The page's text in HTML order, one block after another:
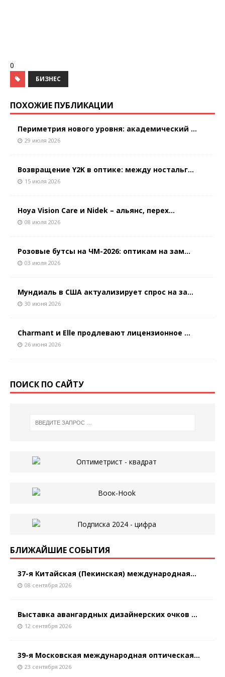
0
БИЗНЕС
ПОХОЖИЕ ПУБЛИКАЦИИ
Периметрия нового уровня: академический ...
29 июля 2026
Возвращение Y2K в оптике: между ностальг...
15 июля 2026
Hoya Vision Care и Nidek – альянс, перех...
08 июля 2026
Розовые бутсы на ЧМ-2026: оптикам на зам...
03 июля 2026
Мундиаль в США актуализирует спрос на за...
30 июня 2026
Charmant и Elle продлевают лицензионное ...
26 июня 2026
ПОИСК ПО САЙТУ
БЛИЖАЙШИЕ СОБЫТИЯ
37-я Китайская (Пекинская) международная...
08 сентября 2026
Выставка авангардных дизайнерских очков ...
12 сентября 2026
39-я Московская международная оптическая...
23 сентября 2026